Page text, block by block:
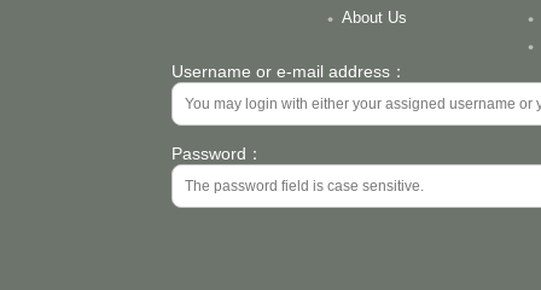
About Us
Username or e-mail address：
Password：